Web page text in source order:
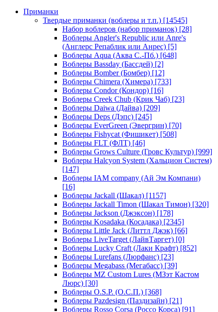
Приманки
Твердые приманки (воблеры и т.п.) [14545]
Набор воблеров (набор приманок) [28]
Воблеры Angler's Republic или Anre's
(Англерс Репаблик или Анрес) [5]
Воблеры Aqua (Аква С.-Пб.) [648]
Воблеры Bassday (Бассдей) [2]
Воблеры Bomber (Бомбер) [12]
Воблеры Chimera (Химера) [733]
Воблеры Condor (Кондор) [16]
Воблеры Creek Chub (Крик Чаб) [23]
Воблеры Daiwa (Дайва) [209]
Воблеры Deps (Дэпс) [245]
Воблеры EverGreen (Эвергрин) [70]
Воблеры Fishycat (Фишикет) [508]
Воблеры FLT (ФЛТ) [46]
Воблеры Grows Culture (Гровс Культур) [999]
Воблеры Halcyon System (Хальцион Систем)
[147]
Воблеры IAM company (Ай Эм Компани)
[16]
Воблеры Jackall (Шакал) [1157]
Воблеры Jackall Timon (Шакал Тимон) [320]
Воблеры Jackson (Джэксон) [178]
Воблеры Kosadaka (Косадака) [2345]
Воблеры Little Jack (Литтл Джэк) [66]
Воблеры LiveTarget (ЛайвТаргет) [0]
Воблеры Lucky Craft (Лаки Крафт) [852]
Воблеры Lurefans (Люрфанс) [23]
Воблеры Megabass (Мегабасс) [39]
Воблеры MZ Custom Lures (МЗэт Кастом
Люрс) [30]
Воблеры O.S.P. (О.С.П.) [368]
Воблеры Pazdesign (Паздизайн) [21]
Воблеры Rosso Corsa (Россо Корса) [91]